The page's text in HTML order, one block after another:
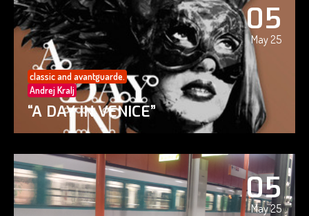
05
May 25
classic and avantguarde.
Andrej Kralj
“A DAY IN VENICE”
05
May 25